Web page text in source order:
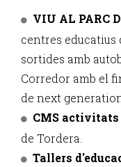
VIU AL PARC
centres educatius
sortides amb
Corredor amb el
de next
CMS
de Tordera.
Tallers